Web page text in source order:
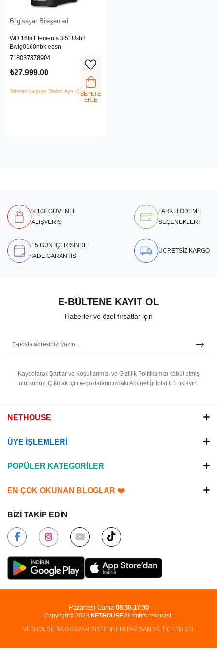
Bilgisayar Bileşenleri
WD 16tb Elements 3.5" Usb3
Bwlg0160hbk-eesn
718037878904
₺27.999,00
Tahmini Kargoya Teslim: Aynı GünSEPETE
EKLE
%100 GÜVENLİ
ALIŞVERİŞ
FARKLI ÖDEME
SEÇENEKLERİ
15 GÜN İÇERİSİNDE
İADE GARANTİSİ
ÜCRETSİZ KARGO
E-BÜLTENE KAYIT OL
Haberler ve özel fırsatlar için
Kaydolarak Şartlar ve Koşullarımızı ve Gizlilik Politikamızı kabul etmiş
olursunuz. Çıkmak için e-postalarımızdaki Aboneliği İptal Et’i tıklayın.
NETHOUSE
ÜYE İŞLEMLERİ
POPÜLER KATEGORİLER
EN ÇOK OKUNAN BLOGLAR ❤️
BİZİ TAKİP EDİN
Copyright© 2023 NETHOUSEAll rights reserved.
NETHOUSE BİLGİSAYAR SİSTEMLERİ PAZ.SAN.VE TİC.LTD.ŞTİ.
Pazartesi-Cuma 08:30-17:30